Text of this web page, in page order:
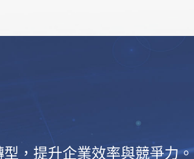
，提升企業效率與競爭力。